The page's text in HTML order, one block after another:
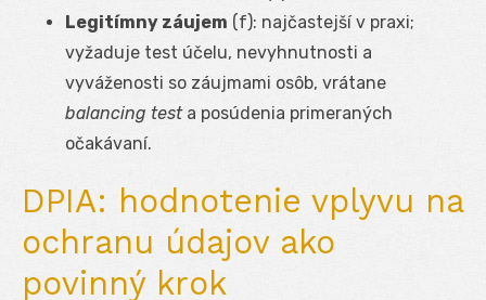
Legitímny záujem (f): najčastejší v praxi;
vyžaduje test účelu, nevyhnutnosti a
vyváženosti so záujmami osôb, vrátane
balancing testa posúdenia primeraných
očakávaní.
DPIA: hodnotenie vplyvu na
ochranu údajov ako
povinný krok